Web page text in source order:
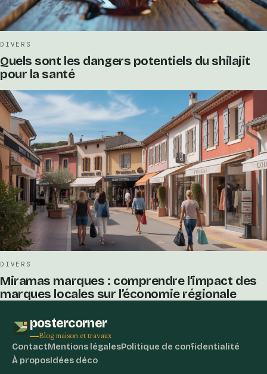
DIVERS
Quels sont les dangers potentiels du shilajit
pour la santé
DIVERS
Miramas marques : comprendre l’impact des
marques locales sur l’économie régionale
postercorner
Blog maison et travaux
ContactMentions légalesPolitique de confidentialité
À proposIdées déco